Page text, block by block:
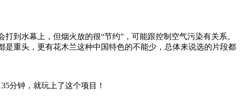
到水幕上，但烟火放的很“节约”，可能跟控制空气污染有关系。
重头，更有花木兰这种中国特色的不能少，总体来说选的片段都
分钟，就玩上了这个项目！